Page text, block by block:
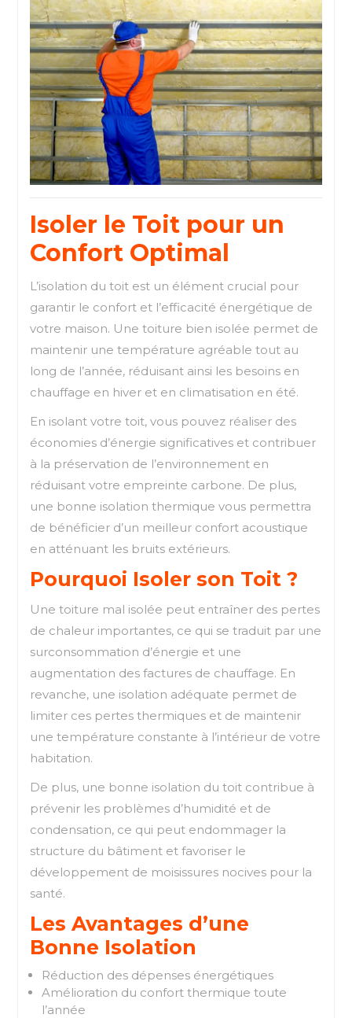
Isoler le Toit pour un
Confort Optimal
L’isolation du toit est un élément crucial pour
garantir le confort et l’efficacité énergétique de
votre maison. Une toiture bien isolée permet de
maintenir une température agréable tout au
long de l’année, réduisant ainsi les besoins en
chauffage en hiver et en climatisation en été.
En isolant votre toit, vous pouvez réaliser des
économies d’énergie significatives et contribuer
à la préservation de l’environnement en
réduisant votre empreinte carbone. De plus,
une bonne isolation thermique vous permettra
de bénéficier d’un meilleur confort acoustique
en atténuant les bruits extérieurs.
Pourquoi Isoler son Toit ?
Une toiture mal isolée peut entraîner des pertes
de chaleur importantes, ce qui se traduit par une
surconsommation d’énergie et une
augmentation des factures de chauffage. En
revanche, une isolation adéquate permet de
limiter ces pertes thermiques et de maintenir
une température constante à l’intérieur de votre
habitation.
De plus, une bonne isolation du toit contribue à
prévenir les problèmes d’humidité et de
condensation, ce qui peut endommager la
structure du bâtiment et favoriser le
développement de moisissures nocives pour la
santé.
Les Avantages d’une
Bonne Isolation
Réduction des dépenses énergétiques
Amélioration du confort thermique toute
l’année